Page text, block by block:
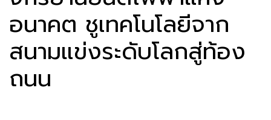
อนาคต ชูเทคโนโลยีจาก
สนามแข่งระดับโลกสู่ท้อง
ถนน